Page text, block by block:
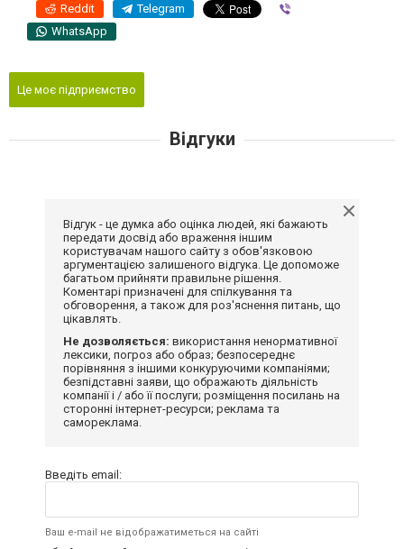
Reddit Telegram
WhatsApp
Це моє підприємство
Відгуки
Відгук - це думка або оцінка людей, які бажають
передати досвід або враження іншим
користувачам нашого сайту з обов'язковою
аргументацією залишеного відгука. Це допоможе
багатьом прийняти правильне рішення.
Коментарі призначені для спілкування та
обговорення, а також для роз'яснення питань, що
цікавлять.
Не дозволяється: використання ненормативної
лексики, погроз або образ; безпосереднє
порівняння з іншими конкуруючими компаніями;
безпідставні заяви, що ображають діяльність
компанії і / або її послуги; розміщення посилань на
сторонні інтернет-ресурси; реклама та
самореклама.
Введіть email:
Ваш e-mail не відображатиметься на сайті